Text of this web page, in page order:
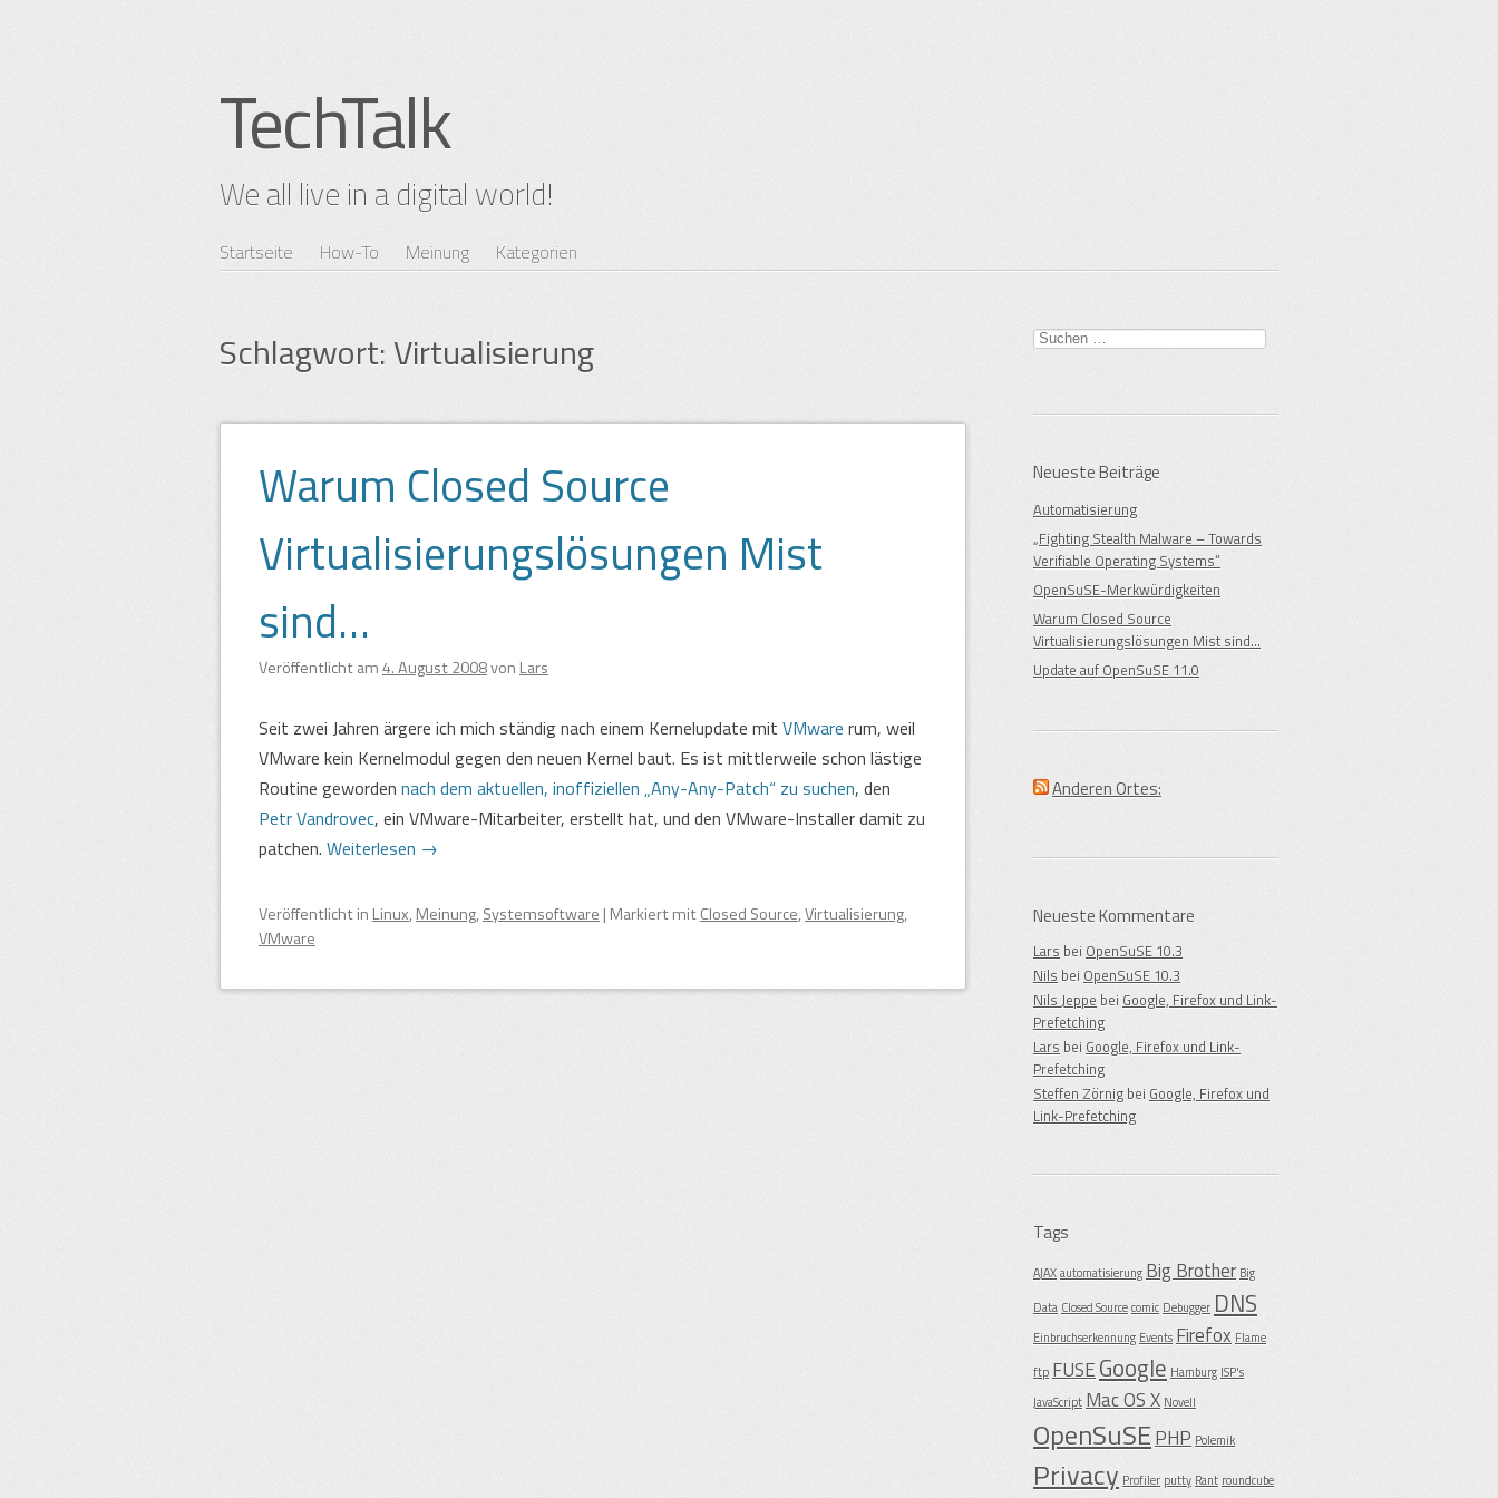
TechTalk
We all live in a digital world!
Zum
Startseite How-To Meinung Kategorien
Schlagwort:Virtualisierung
Beitragsnavigation
Warum Closed Source
Virtualisierungslösungen Mist
sind…
Veröffentlicht am4. August 2008von Lars
Seit zwei Jahren ärgere ich mich ständig nach einem Kernelupdate mit VMware rum, weil
VMware kein Kernelmodul gegen den neuen Kernel baut. Es ist mittlerweile schon lästige
Routine geworden nach dem aktuellen, inoffiziellen „Any-Any-Patch“ zu suchen, den
Petr Vandrovec, ein VMware-Mitarbeiter, erstellt hat, und den VMware-Installer damit zu
patchen. Weiterlesen →
Veröffentlichtin Linux,Meinung,Systemsoftware | Markiert mitClosed Source,Virtualisierung,
VMware
Suche
nach:
Neueste Beiträge
Automatisierung
„Fighting Stealth Malware – Towards
Verifiable Operating Systems“
OpenSuSE-Merkwürdigkeiten
Warum Closed Source
Virtualisierungslösungen Mist sind…
Update auf OpenSuSE 11.0
Anderen Ortes:
Neueste Kommentare
Lars bei OpenSuSE 10.3
Nils bei OpenSuSE 10.3
Nils Jeppe bei Google, Firefox und Link-
Prefetching
Lars bei Google, Firefox und Link-
Prefetching
Steffen Zörnig bei Google, Firefox und
Link-Prefetching
Tags
AJAXautomatisierung Big Brother Big
Data Closed Sourcecomic Debugger DNS
Einbruchserkennung Events Firefox Flame
ftp FUSEGoogle Hamburg ISP's
JavaScript Mac OS X Novell
OpenSuSEPHP Polemik
Privacy Profiler putty Rant roundcube